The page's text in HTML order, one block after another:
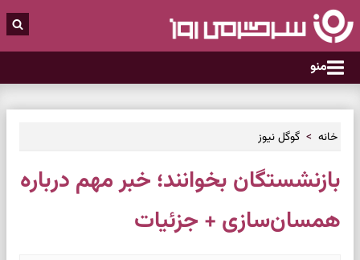
منو
خانه گوگل نیوز
بازنشستگان بخوانند؛ خبر مهم درباره
همسان‌سازی + جزئیات